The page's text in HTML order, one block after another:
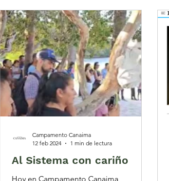
Al Sistema con cariño
Hoy en Campamento Canaima
Campamento Canaima
12 feb 2024
1 min de lectura